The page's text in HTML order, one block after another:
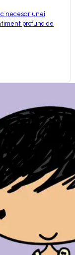
necesar unei
profund de